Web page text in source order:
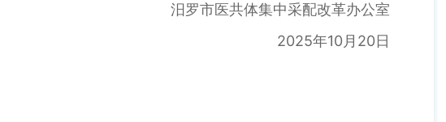
汨罗市医共体集中采配改革办公室
2025年10月20日